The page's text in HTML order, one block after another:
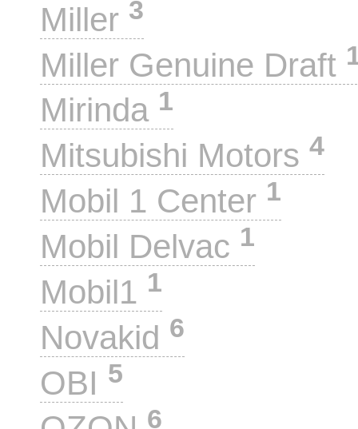
Miller 3
Miller Genuine Draft
Mirinda 1
Mitsubishi Motors 4
Mobil 1 Center 1
Mobil Delvac 1
Mobil1 1
Novakid 6
OBI 5
6